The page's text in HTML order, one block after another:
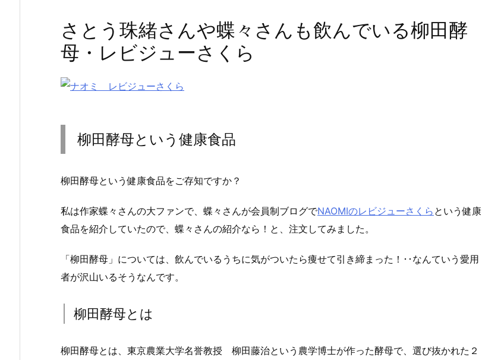
さとう珠緒さんや蝶々さんも飲んでいる柳田酵
母・レビジューさくら
柳田酵母という健康食品
柳田酵母という健康食品をご存知ですか？
私は作家蝶々さんの大ファンで、蝶々さんが会員制ブログでNAOMIのレビジューさくら という健康
食品を紹介していたので、蝶々さんの紹介なら！と、注文してみました。
「柳田酵母」については、飲んでいるうちに気がついたら痩せて引き締まった！･･なんていう愛用
者が沢山いるそうなんです。
柳田酵母とは
柳田酵母とは、東京農業大学名誉教授 柳田藤治という農学博士が作った酵母で、選び抜かれた２